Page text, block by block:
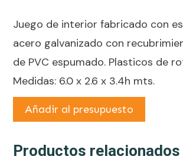
Juego de interior fabricado con
acero galvanizado con
de PVC espumado. Plasticos de
Medidas: 6.0 x 2.6 x 3.4h mts.
Añadir al presupuesto
Productos relacionados